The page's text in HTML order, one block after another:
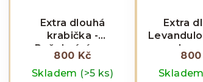
Extra dlouhá
krabička -
Požehnání pro
miminka - Růžová
800 Kč
Skladem (>5 ks)
Extra
800
Skladem